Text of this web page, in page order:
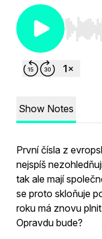
Use
Show Notes
První čísla z
nejspíš
tak ale mají
se proto skloňuje
roku má znovu
Opravdu bude?